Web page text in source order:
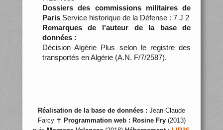
Dossiers des commissions militaires de
ParisService historique de la Défense : 7 J 2
Remarques de l’auteur de la base de
données :
Décision Algérie Plus selon le registre des
transportés en Algérie (A.N. F/7/2587).
Réalisation de la base de données : Jean-Claude
Farcy ✝ Programmation web : Rosine Fry(2013)